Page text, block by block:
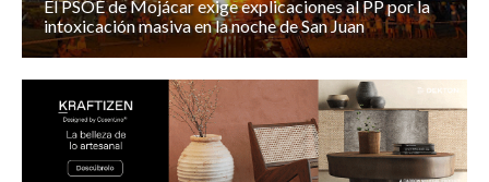
El PSOE de Mojácar exige explicaciones al PP por la
intoxicación masiva en la noche de San Juan